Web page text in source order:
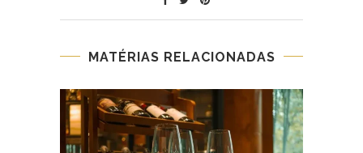
MATÉRIAS RELACIONADAS